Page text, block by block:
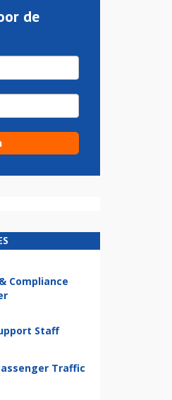
de
Compliance
Staff
Traffic